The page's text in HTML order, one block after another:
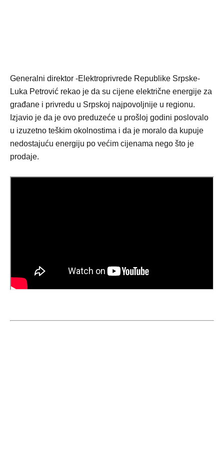
Generalni direktor -Elektroprivrede Republike Srpske-
Luka Petrović rekao je da su cijene električne energije za
građane i privredu u Srpskoj najpovoljnije u regionu.
Izjavio je da je ovo preduzeće u prošloj godini poslovalo
u izuzetno teškim okolnostima i da je moralo da kupuje
nedostajuću energiju po većim cijenama nego što je
prodaje.